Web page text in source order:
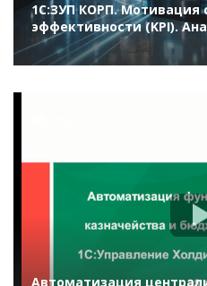
1С:ЗУП КОРП. Мотивация
эффективности (KPI).
Автоматизация